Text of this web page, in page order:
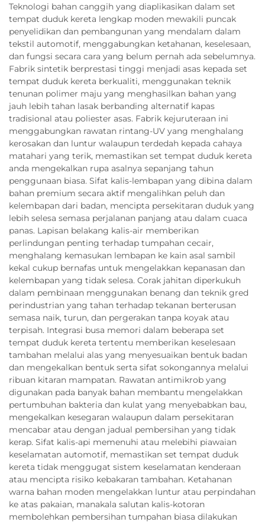
Teknologi bahan canggih yang diaplikasikan dalam set
tempat duduk kereta lengkap moden mewakili puncak
penyelidikan dan pembangunan yang mendalam dalam
tekstil automotif, menggabungkan ketahanan, keselesaan,
dan fungsi secara cara yang belum pernah ada sebelumnya.
Fabrik sintetik berprestasi tinggi menjadi asas kepada set
tempat duduk kereta berkualiti, menggunakan teknik
tenunan polimer maju yang menghasilkan bahan yang
jauh lebih tahan lasak berbanding alternatif kapas
tradisional atau poliester asas. Fabrik kejuruteraan ini
menggabungkan rawatan rintang-UV yang menghalang
kerosakan dan luntur walaupun terdedah kepada cahaya
matahari yang terik, memastikan set tempat duduk kereta
anda mengekalkan rupa asalnya sepanjang tahun
penggunaan biasa. Sifat kalis-lembapan yang dibina dalam
bahan premium secara aktif mengalihkan peluh dan
kelembapan dari badan, mencipta persekitaran duduk yang
lebih selesa semasa perjalanan panjang atau dalam cuaca
panas. Lapisan belakang kalis-air memberikan
perlindungan penting terhadap tumpahan cecair,
menghalang kemasukan lembapan ke kain asal sambil
kekal cukup bernafas untuk mengelakkan kepanasan dan
kelembapan yang tidak selesa. Corak jahitan diperkukuh
dalam pembinaan menggunakan benang dan teknik gred
perindustrian yang tahan terhadap tekanan berterusan
semasa naik, turun, dan pergerakan tanpa koyak atau
terpisah. Integrasi busa memori dalam beberapa set
tempat duduk kereta tertentu memberikan keselesaan
tambahan melalui alas yang menyesuaikan bentuk badan
dan mengekalkan bentuk serta sifat sokongannya melalui
ribuan kitaran mampatan. Rawatan antimikrob yang
digunakan pada banyak bahan membantu mengelakkan
pertumbuhan bakteria dan kulat yang menyebabkan bau,
mengekalkan kesegaran walaupun dalam persekitaran
mencabar atau dengan jadual pembersihan yang tidak
kerap. Sifat kalis-api memenuhi atau melebihi piawaian
keselamatan automotif, memastikan set tempat duduk
kereta tidak menggugat sistem keselamatan kenderaan
atau mencipta risiko kebakaran tambahan. Ketahanan
warna bahan moden mengelakkan luntur atau perpindahan
ke atas pakaian, manakala salutan kalis-kotoran
membolehkan pembersihan tumpahan biasa dilakukan